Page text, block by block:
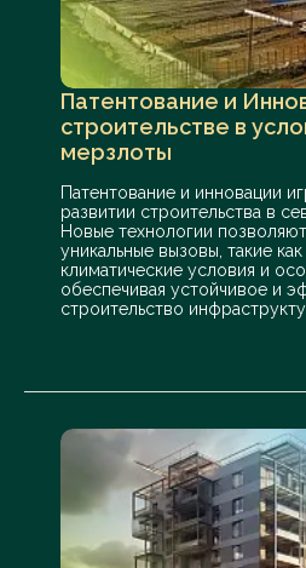
Патентование и
строительстве в
мерзлоты
Патентование и инновации
развитии строительства в
Новые технологии
уникальные вызовы, такие
климатические условия и
обеспечивая устойчивое и
строительство